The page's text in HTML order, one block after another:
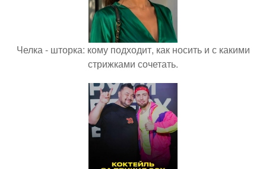
Челка - шторка: кому подходит, как носить и с какими
стрижками сочетать.